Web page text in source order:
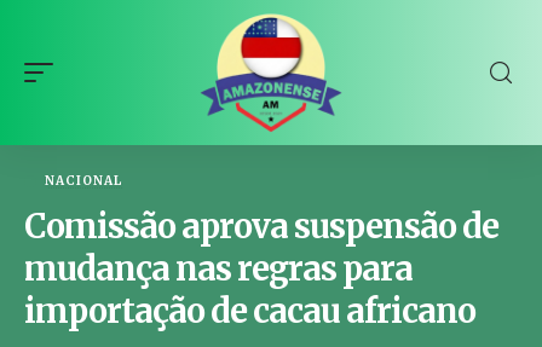
NACIONAL
Comissão aprova suspensão de
mudança nas regras para
importação de cacau africano